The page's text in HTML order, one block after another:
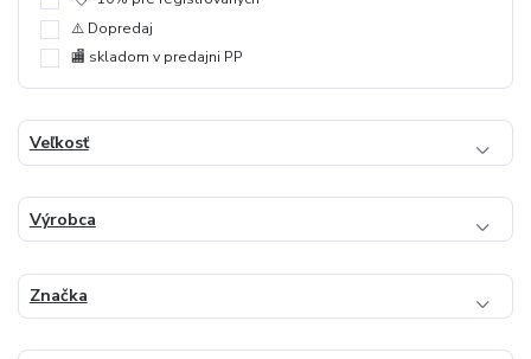
⚠️ Dopredaj
🏬 skladom v predajni PP
Veľkosť
Výrobca
Značka